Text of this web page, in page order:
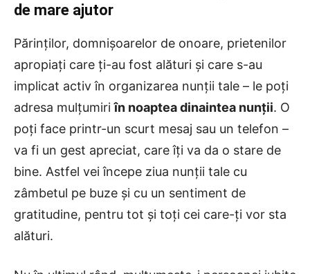
de mare ajutor
Părinților, domnișoarelor de onoare, prietenilor
apropiați care ți-au fost alături și care s-au
implicat activ în organizarea nunții tale – le poți
adresa mulțumiriîn noaptea dinaintea nunții. O
poți face printr-un scurt mesaj sau un telefon –
va fi un gest apreciat, care îți va da o stare de
bine. Astfel vei începe ziua nunții tale cu
zâmbetul pe buze și cu un sentiment de
gratitudine, pentru tot și toți cei care-ți vor sta
alături.